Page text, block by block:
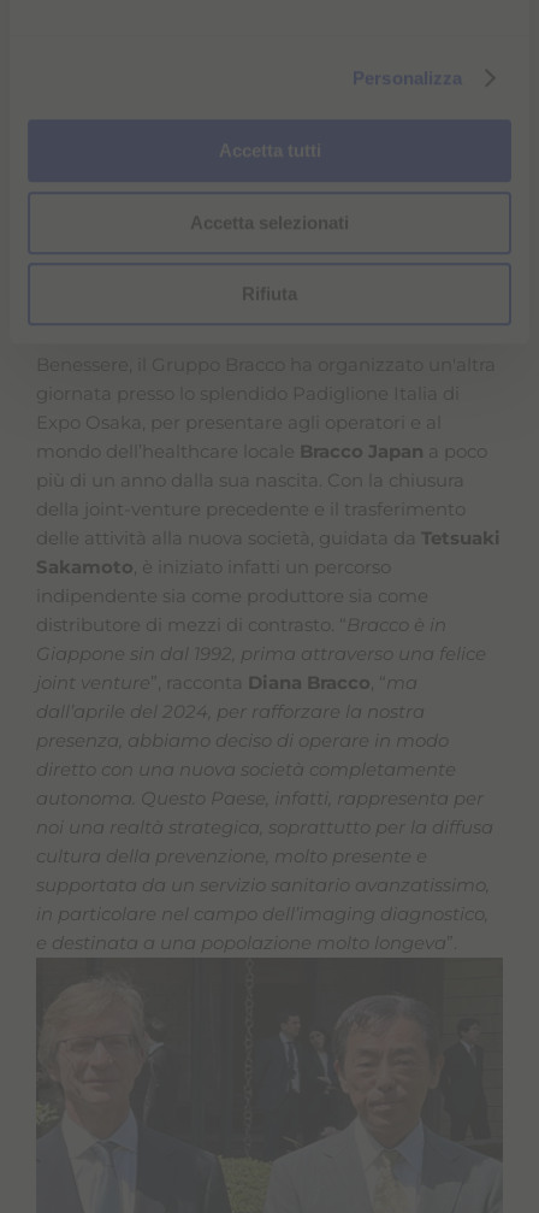
Personalizza
Accetta tutti
Accetta selezionati
Rifiuta
Expo Osaka, per presentare agli operatori e al
mondo dell’healthcare locale Bracco Japan a poco
più di un anno dalla sua nascita. Con la chiusura
della joint-venture precedente e il trasferimento
delle attività alla nuova società, guidata da Tetsuaki
Sakamoto , è iniziato infatti un percorso
indipendente sia come produttore sia come
distributore di mezzi di contrasto. “ Bracco è in
Giappone sin dal 1992, prima attraverso una felice
joint venture ”, racconta Diana Bracco , “ ma
dall’aprile del 2024, per rafforzare la nostra
presenza, abbiamo deciso di operare in modo
diretto con una nuova società completamente
autonoma. Questo Paese, infatti, rappresenta per
noi una realtà strategica, soprattutto per la diffusa
cultura della prevenzione, molto presente e
supportata da un servizio sanitario avanzatissimo,
in particolare nel campo dell’imaging diagnostico,
e destinata a una popolazione molto longeva”.